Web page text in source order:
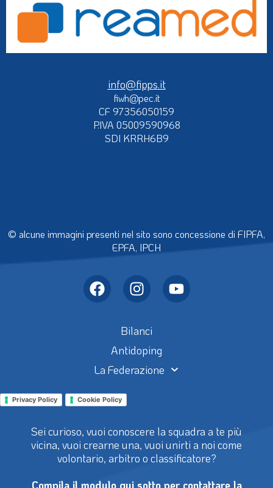
info@fipps.it
fiwh@pec.it
CF 97356050159
P.IVA 05009590968
SDI KRRH6B9
© alcune immagini presenti nel sito sono concessione di FIPFA,
EPFA, IPCH
Bilanci
Antidoping
La Federazione
Privacy Policy Cookie Policy
Sei curioso, vuoi conoscere la squadra a te più
vicina, vuoi crearne una, vuoi unirti a noi come
volontario, arbitro o classificatore?
Compila il modulo qui sotto per contattare la